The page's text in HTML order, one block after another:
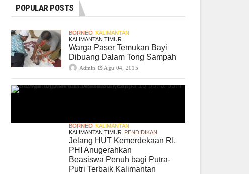
POPULAR POSTS
BORNEO KALIMANTAN
KALIMANTAN TIMUR
Warga Paser Temukan Bayi
Dibuang Dalam Tong Sampah
Admin Agu 04, 2015
BORNEO KALIMANTAN
KALIMANTAN TIMUR PENDIDIKAN
Jelang HUT Kemerdekaan RI,
PHI Anugerahkan
Beasiswa Penuh bagi Putra-
Putri Terbaik Kalimantan